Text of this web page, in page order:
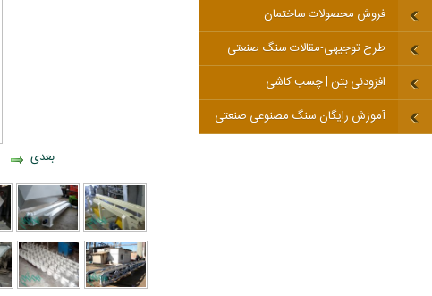
فروش محصولات ساختمان
طرح توجیهی-مقالات سنگ صنعتی
افزودنی بتن | چسب کاشی
آموزش رایگان سنگ مصنوعی صنعتی
بعدی